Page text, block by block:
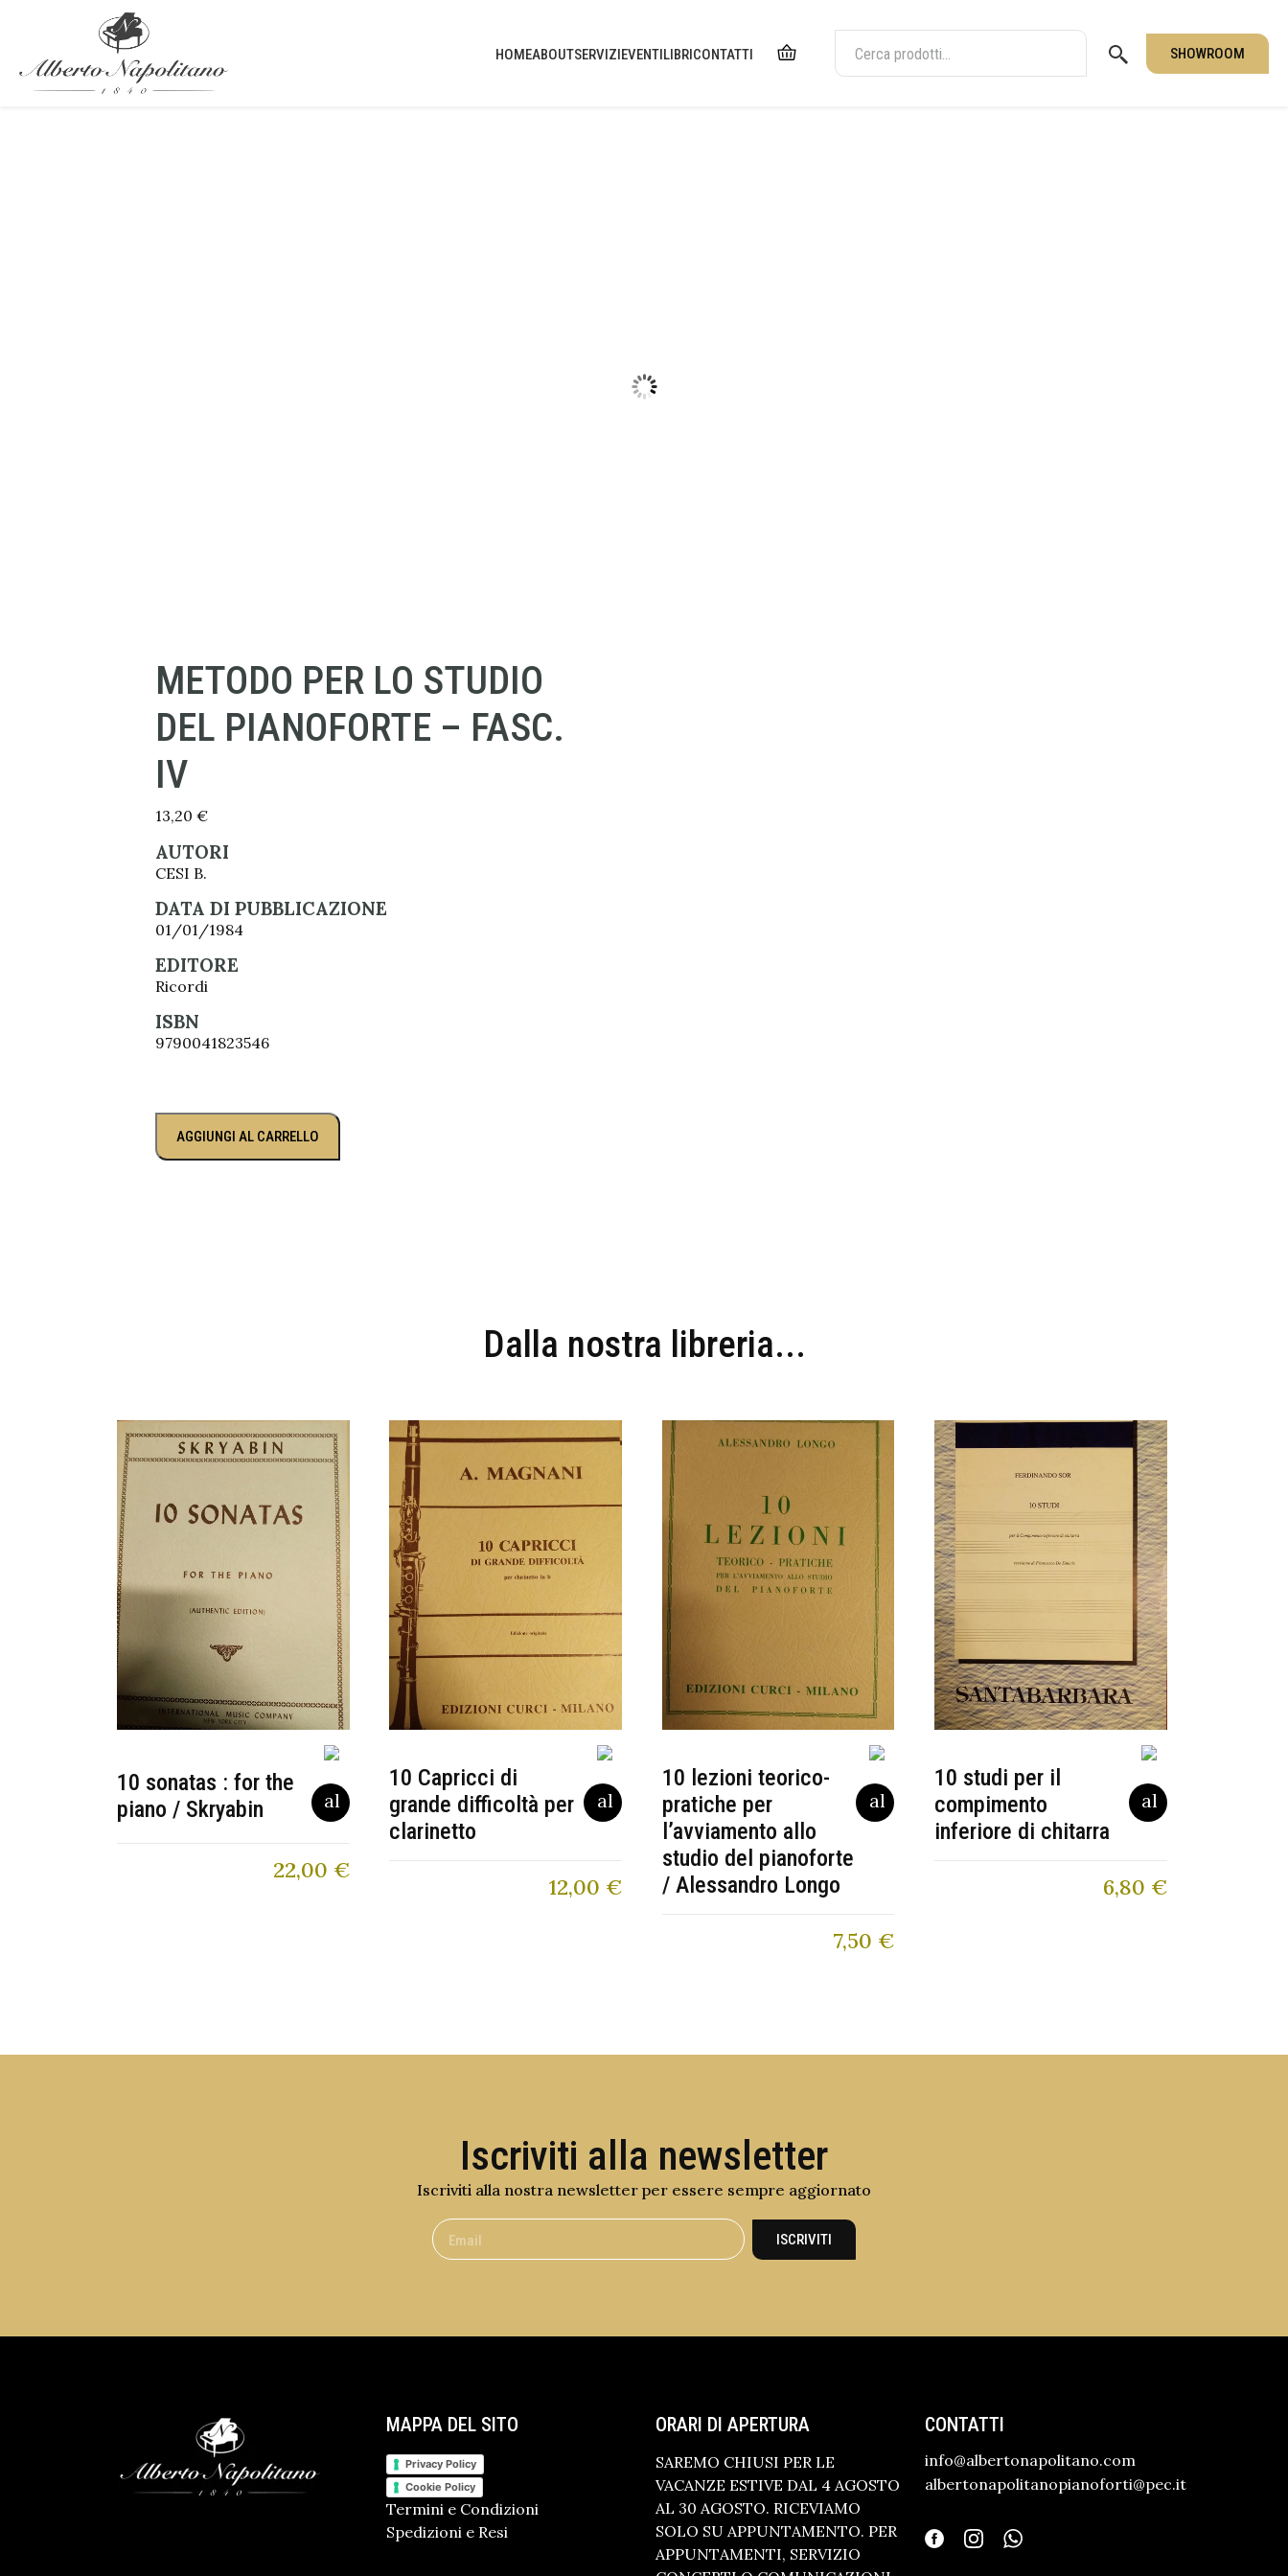
HOMEABOUTSERVIZIEVENTILIBRICONTATTI SHOWROOM
METODO PER LO STUDIO
DEL PIANOFORTE – FASC.
IV
13,20 €
AUTORI
CESI B.
DATA DI PUBBLICAZIONE
01/01/1984
EDITORE
Ricordi
ISBN
9790041823546
AGGIUNGI AL CARRELLO
Dalla nostra libreria...
10 sonatas : for the
piano / Skryabin
22,00 €
10 Capricci di
grande difficoltà per
clarinetto
12,00 €
10 lezioni teorico-
pratiche per
l’avviamento allo
studio del pianoforte
/ Alessandro Longo
7,50 €
10 studi per il
compimento
inferiore di chitarra
6,80 €
Iscriviti alla newsletter
Iscriviti alla nostra newsletter per essere sempre aggiornato
ISCRIVITI
MAPPA DEL SITO
Privacy Policy
Cookie Policy
Termini e Condizioni
Spedizioni e Resi
ORARI DI APERTURA
SAREMO CHIUSI PER LE
VACANZE ESTIVE DAL 4 AGOSTO
AL 30 AGOSTO. RICEVIAMO
SOLO SU APPUNTAMENTO. PER
APPUNTAMENTI, SERVIZIO
CONTATTI
info@albertonapolitano.com
albertonapolitanopianoforti@pec.it